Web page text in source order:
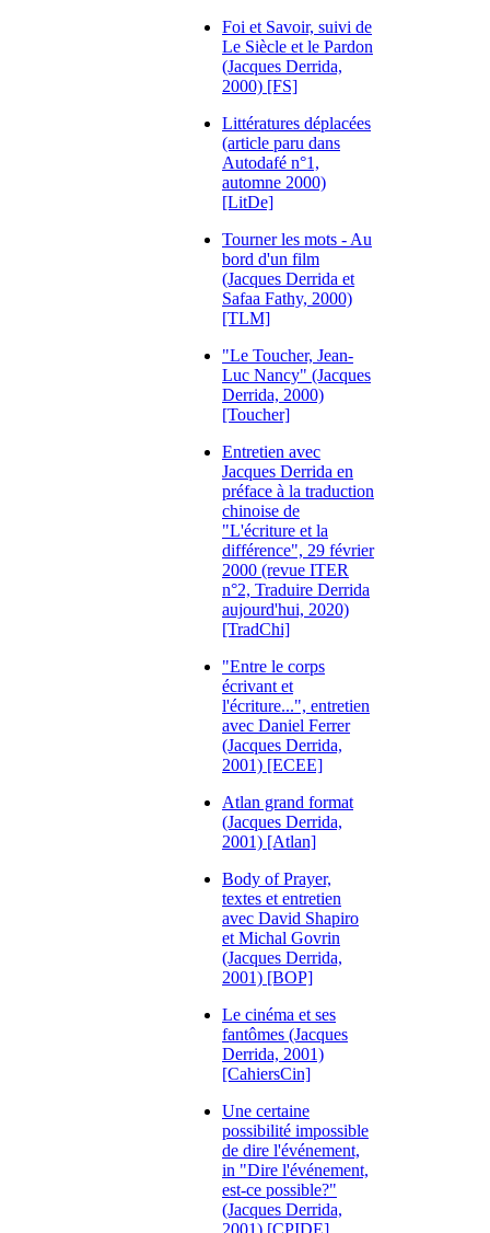
Foi et Savoir, suivi de
Le Siècle et le Pardon
(Jacques Derrida,
2000) [FS]
Littératures déplacées
(article paru dans
Autodafé n°1,
automne 2000)
[LitDe]
Tourner les mots - Au
bord d'un film
(Jacques Derrida et
Safaa Fathy, 2000)
[TLM]
"Le Toucher, Jean-
Luc Nancy" (Jacques
Derrida, 2000)
[Toucher]
Entretien avec
Jacques Derrida en
préface à la traduction
chinoise de
"L'écriture et la
différence", 29 février
2000 (revue ITER
n°2, Traduire Derrida
aujourd'hui, 2020)
[TradChi]
"Entre le corps
écrivant et
l'écriture...", entretien
avec Daniel Ferrer
(Jacques Derrida,
2001) [ECEE]
Atlan grand format
(Jacques Derrida,
2001) [Atlan]
Body of Prayer,
textes et entretien
avec David Shapiro
et Michal Govrin
(Jacques Derrida,
2001) [BOP]
Le cinéma et ses
fantômes (Jacques
Derrida, 2001)
[CahiersCin]
Une certaine
possibilité impossible
de dire l'événement,
in "Dire l'événement,
est-ce possible?"
(Jacques Derrida,
2001) [CPIDE]